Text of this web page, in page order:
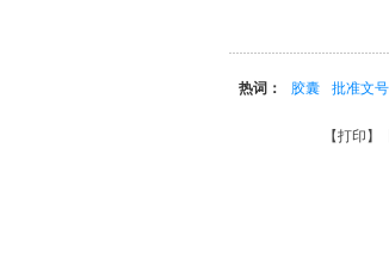
热词： 胶囊 批准文号
【打印 】